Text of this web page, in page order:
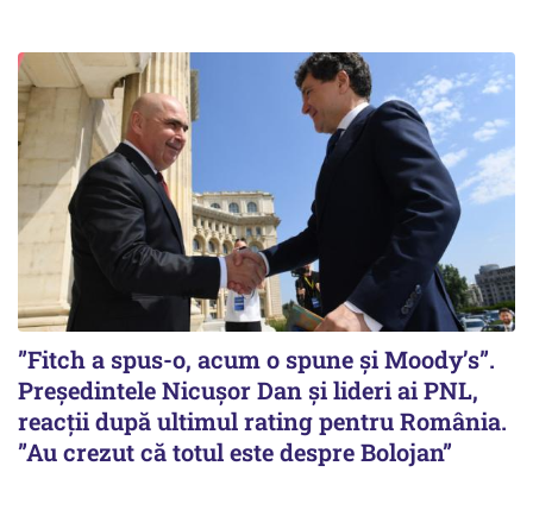
”Fitch a spus-o, acum o spune și Moody’s”.
Președintele Nicușor Dan și lideri ai PNL,
reacții după ultimul rating pentru România.
”Au crezut că totul este despre Bolojan”